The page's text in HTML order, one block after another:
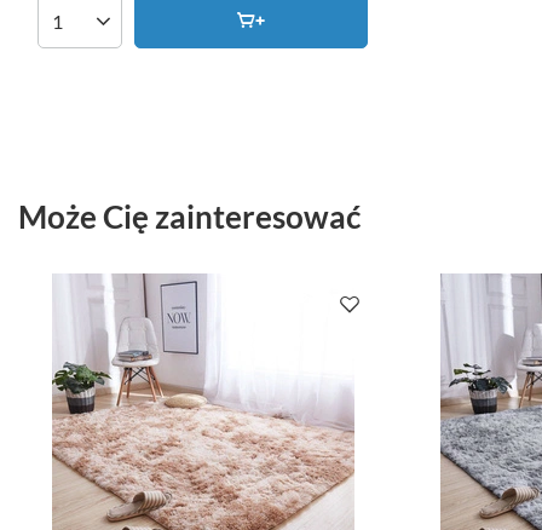
Ilość produktów
Może Cię zainteresować